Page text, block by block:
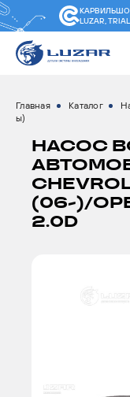
LUZAR,
Главная Каталог
ы)
НАСОС
(06-)/
2.0D